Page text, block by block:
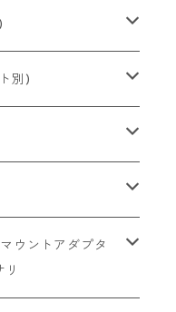
別)
ウントアダプタ